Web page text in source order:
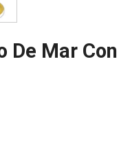
De Mar Con